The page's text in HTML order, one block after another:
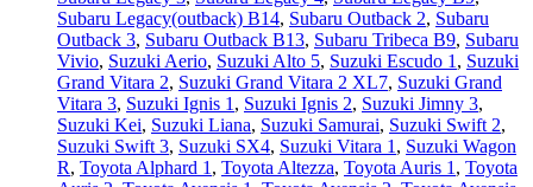
Subaru Legacy(outback) B14, Subaru Outback 2, Subaru
Outback 3, Subaru Outback B13, Subaru Tribeca B9, Subaru
Vivio, Suzuki Aerio, Suzuki Alto 5, Suzuki Escudo 1 , Suzuki
Grand Vitara 2, Suzuki Grand Vitara 2 XL7, Suzuki Grand
Vitara 3, Suzuki Ignis 1 , Suzuki Ignis 2, Suzuki Jimny 3,
Suzuki Kei, Suzuki Liana, Suzuki Samurai, Suzuki Swift 2,
Suzuki Swift 3, Suzuki SX4, Suzuki Vitara 1 , Suzuki Wagon
R, Toyota Alphard 1 , Toyota Altezza, Toyota Auris 1 , Toyota